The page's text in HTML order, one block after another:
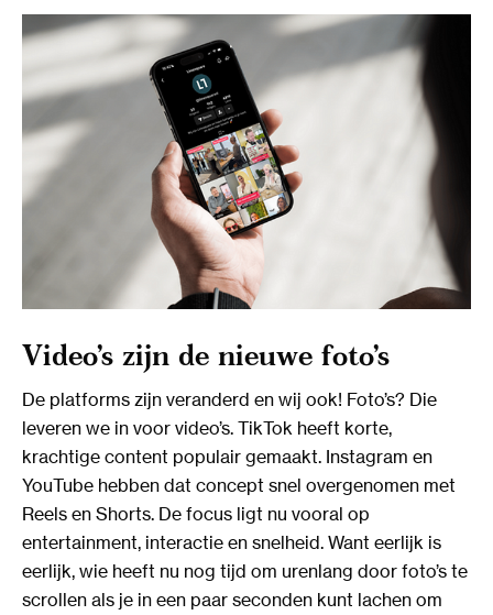
Video’s zijn de nieuwe foto’s
De platforms zijn veranderd en wij ook! Foto’s? Die
leveren we in voor video’s. TikTok heeft korte,
krachtige content populair gemaakt. Instagram en
YouTube hebben dat concept snel overgenomen met
Reels en Shorts. De focus ligt nu vooral op
entertainment, interactie en snelheid. Want eerlijk is
eerlijk, wie heeft nu nog tijd om urenlang door foto’s te
scrollen als je in een paar seconden kunt lachen om